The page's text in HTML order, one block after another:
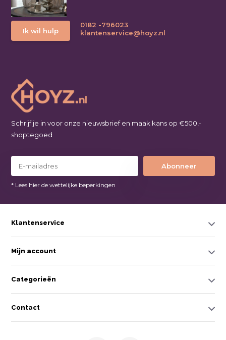
Ik wil hulp
0182 -796023
klantenservice@hoyz.nl
Schrijf je in voor onze nieuwsbrief en maak kans op €500,-
shoptegoed
Abonneer
* Lees hier de wettelijke beperkingen
Klantenservice
Mijn account
Categorieën
Contact